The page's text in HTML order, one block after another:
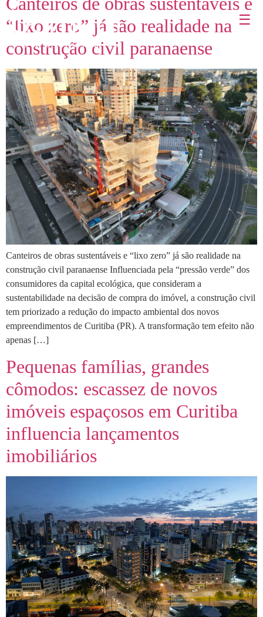
☰
“lixo zero” já são realidade na
construção civil paranaense
Canteiros de obras sustentáveis e “lixo zero” já são realidade na
construção civil paranaense Influenciada pela “pressão verde” dos
consumidores da capital ecológica, que consideram a
sustentabilidade na decisão de compra do imóvel, a construção civil
tem priorizado a redução do impacto ambiental dos novos
empreendimentos de Curitiba (PR). A transformação tem efeito não
apenas […]
Pequenas famílias, grandes
cômodos: escassez de novos
imóveis espaçosos em Curitiba
influencia lançamentos
imobiliários